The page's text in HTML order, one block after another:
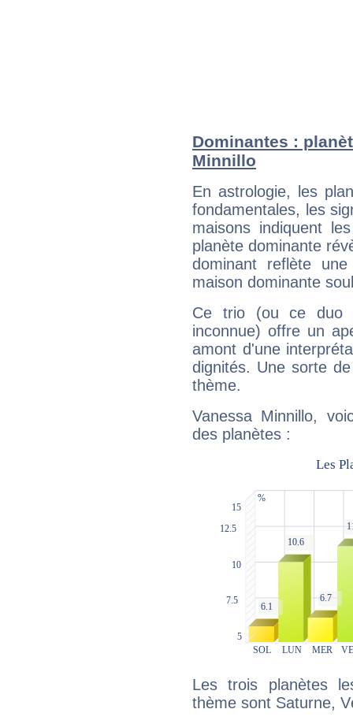
Dominantes :
Minnillo
En astrologie, les
fondamentales, les
maisons indiquent
planète dominante
dominant reflète
maison dominante
Ce trio (ou ce duo
inconnue) offre un
amont d'une
dignités. Une sorte
thème.
Vanessa Minnillo,
des planètes :
Les trois planètes
thème sont Saturne,